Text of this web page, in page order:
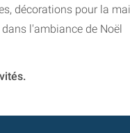
décorations pour la
l'ambiance de Noël